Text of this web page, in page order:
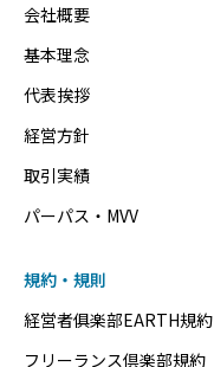
会社概要
基本理念
代表挨拶
経営方針
取引実績
パーパス・MVV
規約・規則
経営者俱楽部EARTH規約
フリーランス倶楽部規約